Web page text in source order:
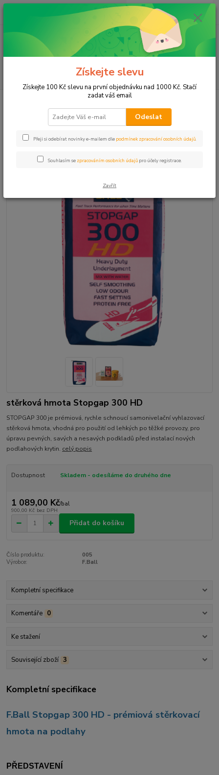
Menu
ks
za 0,00 Kč
F.Ball Stopgap 300 HD
Novinka Akce TOP produkt
stěrková hmota Stopgap 300 HD
STOPGAP 300 je prémiová, rychle schnoucí samonivelační vyhlazovací
stěrková hmota, vhodná pro použití od lehkých po těžké provozy, pro
úpravu pevných, savých a nesavých podkladů před instalací nových
podlahových krytin. celý popis
Dostupnost Skladem - odesíláme do druhého dne
1 089,00 Kč/bal
900,00 Kč bez DPH
Přidat do košíku
Číslo produktu:
005
Výrobce:
F.Ball
Kompletní specifikace
Komentáře 0
Ke stažení
Související zboží 3
Kompletní specifikace
F.Ball Stopgap 300 HD - prémiová stěrkovací
hmota na podlahy
PŘEDSTAVENÍ
Získejte slevu
Získejte 100 Kč slevu na první objednávku nad 1000 Kč. Stačí
zadat váš email
Odeslat
Přeji si odebírat novinky e-mailem dle podmínek zpracování osobních údajů.
Souhlasím se zpracováním osobních údajů pro účely registrace.
Zavřít